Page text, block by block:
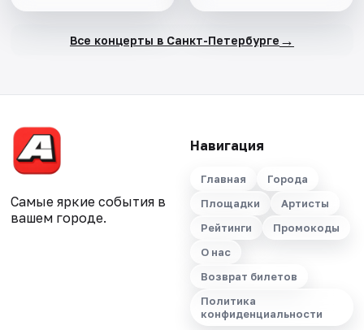
Все концерты в Санкт-Петербурге →
Самые яркие события в
вашем городе.
Навигация
Главная
Города
Площадки
Артисты
Рейтинги
Промокоды
О нас
Возврат билетов
Политика
конфиденциальности